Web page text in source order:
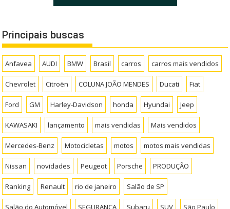
Principais buscas
Anfavea AUDI BMW Brasil carros carros mais vendidos
Chevrolet Citroën COLUNA JOÃO MENDES Ducati Fiat
Ford GM Harley-Davidson honda Hyundai Jeep
KAWASAKI lançamento mais vendidas Mais vendidos
Mercedes-Benz Motocicletas motos motos mais vendidas
Nissan novidades Peugeot Porsche PRODUÇÃO
Ranking Renault rio de janeiro Salão de SP
Salão do Automóvel SEGURANÇA Subaru SUV São Paulo